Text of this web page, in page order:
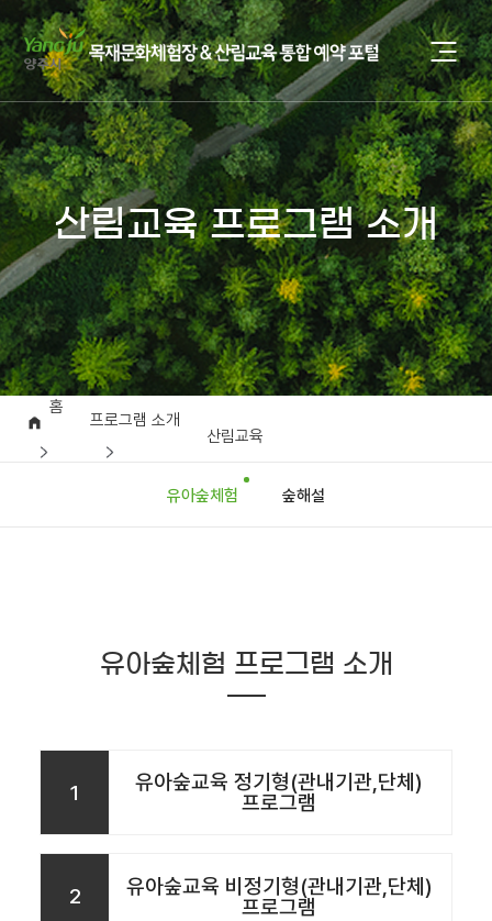
산림교육 프로그램 소개
홈
프로그램 소개
산림교육
유아숲체험 숲해설
유아숲체험 프로그램 소개
1
유아숲교육 정기형(관내기관,단체)
프로그램
2
유아숲교육 비정기형(관내기관,단체)
프로그램